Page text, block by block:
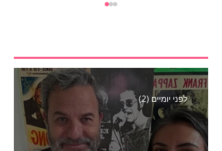
מהלך הקונספירציה הגדול
של אובר איטס
לפני יומיים (2)